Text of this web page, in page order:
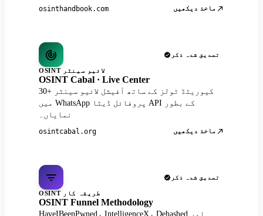
osinthandbook.com ماخذ دیکھیں
تصدیق شدہ ذکر
OSINT لائیو سینٹر
OSINT Cabal · Live Center
30+ کیوریٹڈ ٹولز کے ساتھ آفیشل لائیو سینٹر
میں WhatsApp پروفائل ڈیٹا API کے بطور
نمایاں۔
osintcabal.org ماخذ دیکھیں
تصدیق شدہ ذکر
OSINT طریقہ کار
OSINT Funnel Methodology
HaveIBeenPwned، IntelligenceX، Dehashed اور